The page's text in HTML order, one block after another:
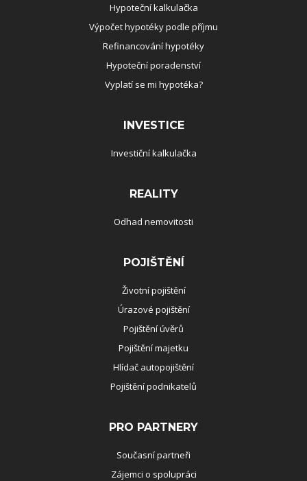
Hypoteční kalkulačka
Výpočet hypotéky podle příjmu
Refinancování hypotéky
Hypoteční poradenství
Vyplatí se mi hypotéka?
INVESTICE
Investiční kalkulačka
REALITY
Odhad nemovitosti
POJIŠTĚNÍ
Životní pojištění
Úrazové pojištění
Pojištění úvěrů
Pojištění majetku
Hlídač autopojištění
Pojištění podnikatelů
PRO PARTNERY
Současní partneři
Zájemci o spolupráci